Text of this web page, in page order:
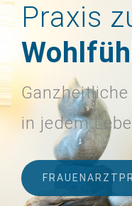
Praxis
in jedem